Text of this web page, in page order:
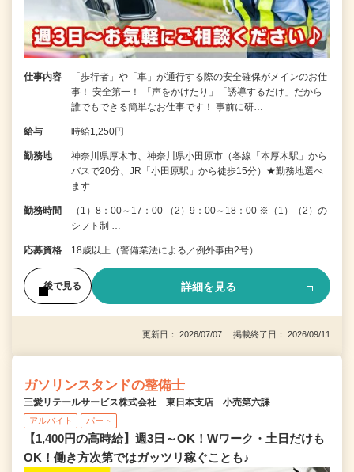
仕事内容
「歩行者」や「車」が通行する際の安全確保がメインのお仕
事！ 安全第一！ 「声をかけたり」「誘導するだけ」だから
誰でもできる簡単なお仕事です！ 事前に研…
給与 時給1,250円
勤務地
神奈川県厚木市、神奈川県小田原市（各線「本厚木駅」から
バスで20分、JR「小田原駅」から徒歩15分）★勤務地選べ
ます
勤務時間
（1）8：00～17：00 （2）9：00～18：00 ※（1）（2）の
シフト制 …
応募資格 18歳以上（警備業法による／例外事由2号）
後で見る 詳細を見る
更新日： 2026/07/07 掲載終了日： 2026/09/11
ガソリンスタンドの整備士
三愛リテールサービス株式会社 東日本支店 小売第六課
アルバイト パート
【1,400円の高時給】週3日～OK！Wワーク・土日だけも
OK！働き方次第ではガッツリ稼ぐことも♪